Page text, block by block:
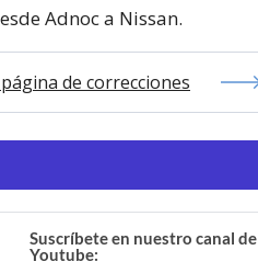
Adnoc a Nissan.
de correcciones
Suscríbete en nuestro canal de
Youtube: